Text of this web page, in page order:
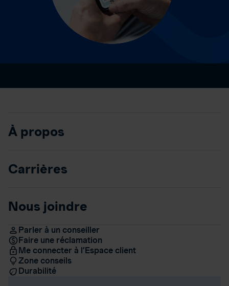
À propos
Carrières
Nous joindre
Parler à un conseiller
Faire une réclamation
Me connecter à l’Espace client
Zone conseils
Durabilité